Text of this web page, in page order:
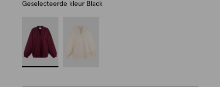
Geselecteerde kleur Black